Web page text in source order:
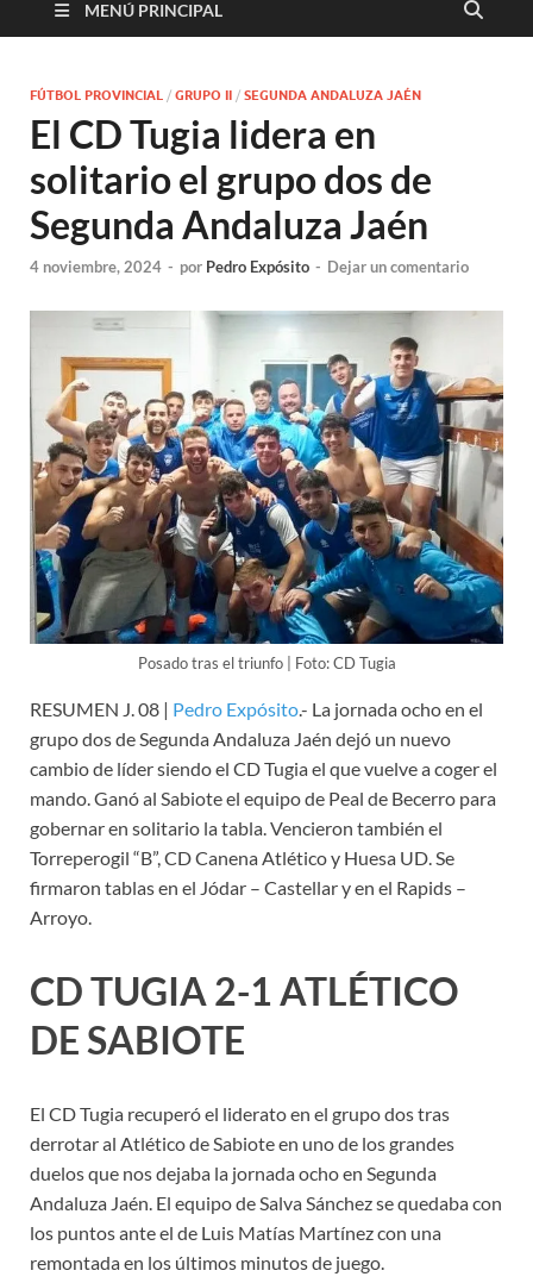
MENÚ PRINCIPAL
FÚTBOL PROVINCIAL / GRUPO II / SEGUNDA ANDALUZA JAÉN
El CD Tugia lidera en
solitario el grupo dos de
Segunda Andaluza Jaén
4 noviembre, 2024 - por Pedro Expósito - Dejar un comentario
Posado tras el triunfo | Foto: CD Tugia
RESUMEN J. 08 | Pedro Expósito.- La jornada ocho en el
grupo dos de Segunda Andaluza Jaén dejó un nuevo
cambio de líder siendo el CD Tugia el que vuelve a coger el
mando. Ganó al Sabiote el equipo de Peal de Becerro para
gobernar en solitario la tabla. Vencieron también el
Torreperogil “B”, CD Canena Atlético y Huesa UD. Se
firmaron tablas en el Jódar – Castellar y en el Rapids –
Arroyo.
CD TUGIA 2-1 ATLÉTICO
DE SABIOTE
El CD Tugia recuperó el liderato en el grupo dos tras
derrotar al Atlético de Sabiote en uno de los grandes
duelos que nos dejaba la jornada ocho en Segunda
Andaluza Jaén. El equipo de Salva Sánchez se quedaba con
los puntos ante el de Luis Matías Martínez con una
remontada en los últimos minutos de juego.